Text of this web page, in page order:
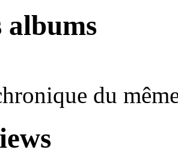
albums
du